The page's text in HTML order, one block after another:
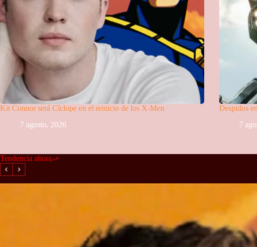
Kit Connor será Cíclope en el reinicio de los X-Men
7 agosto, 2026
Despidos
7
Tendencia ahora